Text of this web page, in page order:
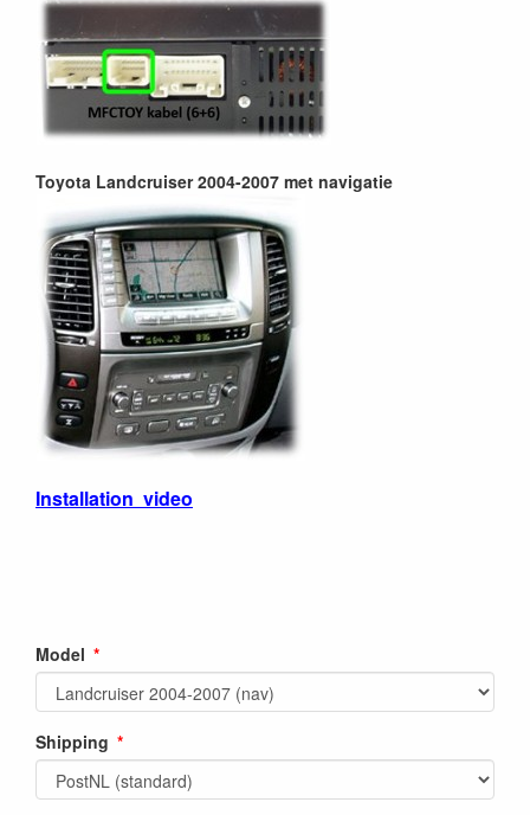
Toyota Landcruiser 2004-2007 met navigatie
Installation video
Model
Shipping